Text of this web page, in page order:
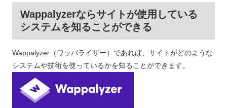
Wappalyzerならサイトが使用している
システムを知ることができる
Wappalyzer（ワッパライザー）であれば、サイトがどのような
システムや技術を使っているかを知ることができます。